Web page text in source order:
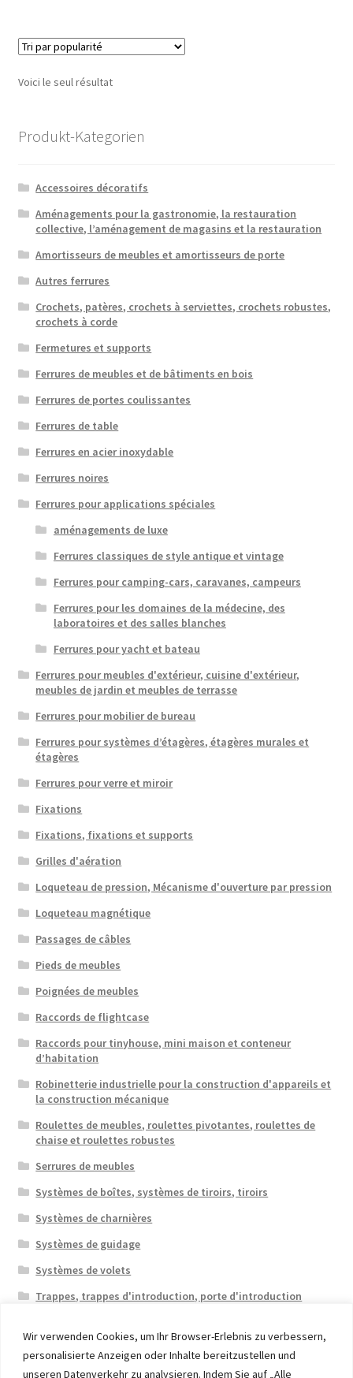
Wir verwenden Cookies, um Ihr Browser-Erlebnis zu verbessern,
personalisierte Anzeigen oder Inhalte bereitzustellen und
unseren Datenverkehr zu analysieren. Indem Sie auf „Alle
Voici le seul résultat
Produkt-Kategorien
Accessoires décoratifs
Aménagements pour la gastronomie, la restauration
collective, l’aménagement de magasins et la restauration
Amortisseurs de meubles et amortisseurs de porte
Autres ferrures
Crochets, patères, crochets à serviettes, crochets robustes,
crochets à corde
Fermetures et supports
Ferrures de meubles et de bâtiments en bois
Ferrures de portes coulissantes
Ferrures de table
Ferrures en acier inoxydable
Ferrures noires
Ferrures pour applications spéciales
aménagements de luxe
Ferrures classiques de style antique et vintage
Ferrures pour camping-cars, caravanes, campeurs
Ferrures pour les domaines de la médecine, des
laboratoires et des salles blanches
Ferrures pour yacht et bateau
Ferrures pour meubles d'extérieur, cuisine d'extérieur,
meubles de jardin et meubles de terrasse
Ferrures pour mobilier de bureau
Ferrures pour systèmes d’étagères, étagères murales et
étagères
Ferrures pour verre et miroir
Fixations
Fixations, fixations et supports
Grilles d'aération
Loqueteau de pression, Mécanisme d'ouverture par pression
Loqueteau magnétique
Passages de câbles
Pieds de meubles
Poignées de meubles
Raccords de flightcase
Raccords pour tinyhouse, mini maison et conteneur
d’habitation
Robinetterie industrielle pour la construction d'appareils et
la construction mécanique
Roulettes de meubles, roulettes pivotantes, roulettes de
chaise et roulettes robustes
Serrures de meubles
Systèmes de boîtes, systèmes de tiroirs, tiroirs
Systèmes de charnières
Systèmes de guidage
Systèmes de volets
Trappes, trappes d'introduction, porte d'introduction